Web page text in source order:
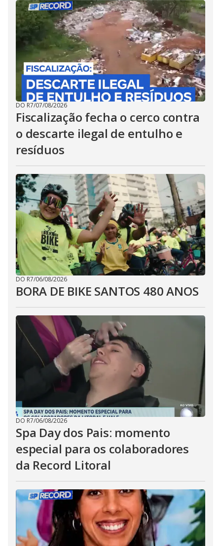
DO R7/07/08/2026
Fiscalização fecha o cerco contra
o descarte ilegal de entulho e
resíduos
DO R7/06/08/2026
BORA DE BIKE SANTOS 480 ANOS
DO R7/06/08/2026
Spa Day dos Pais: momento
especial para os colaboradores
da Record Litoral